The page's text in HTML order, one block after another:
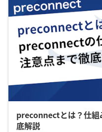
preconnectとは？仕組
底解説